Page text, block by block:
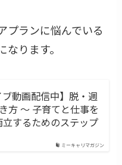
プランに悩んでいる
ります。
ミーキャリマガジン
ブ動画配信中】脱・週
方 〜 子育てと仕事を
するためのステップ